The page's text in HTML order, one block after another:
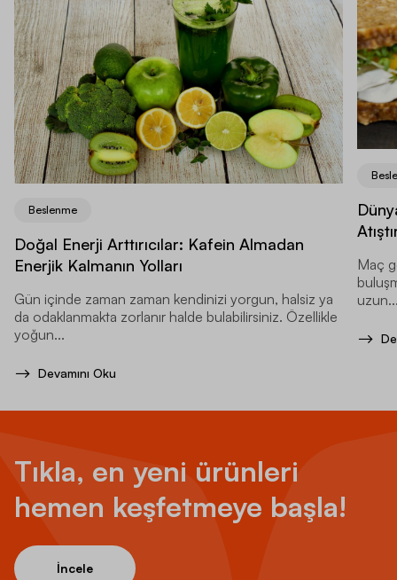
Beslenme
Doğal Enerji Arttırıcılar: Kafein Almadan
Enerjik Kalmanın Yolları
Gün içinde zaman zaman kendinizi yorgun, halsiz ya
da odaklanmakta zorlanır halde bulabilirsiniz. Özellikle
yoğun...
Devamını Oku
Maç
Tıkla, en yeni ürünleri
hemen keşfetmeye başla!
İncele